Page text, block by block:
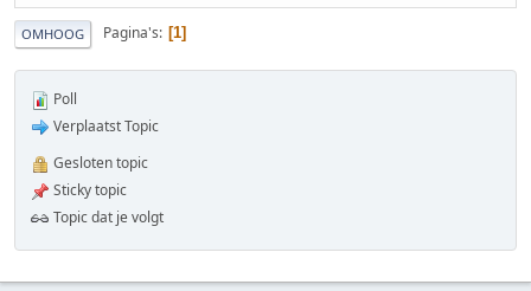
OMHOOG Pagina's 1
Poll
Verplaatst Topic
Gesloten topic
Sticky topic
Topic dat je volgt